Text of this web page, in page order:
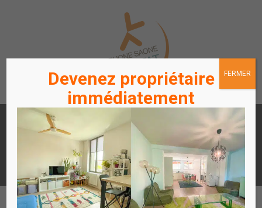
ACHETER
UN APPARTEMENT
UN APPARTEMENT /
STATIONNEMENT
ACCÈS
LOCATAIRES / PROPRIÉTAIRES
ACCÈS
COPROPRIÉTAIRES
Devenez propriétaire
immédiatement
FERMER